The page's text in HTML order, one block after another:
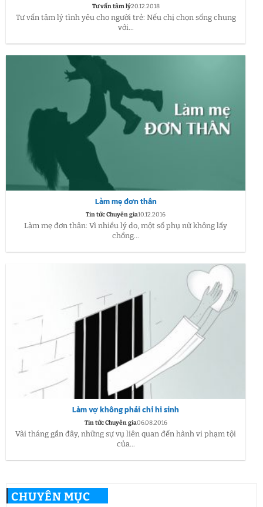
CHUYÊN MỤC
Tư vấn tâm lý20.12.2018
Tư vấn tâm lý tình yêu cho người trẻ: Nếu chị chọn sống chung
với...
Làm mẹ đơn thân
Tin tức Chuyên gia10.12.2016
Làm mẹ đơn thân: Vì nhiều lý do, một số phụ nữ không lấy
chồng...
Làm vợ không phải chỉ hi sinh
Tin tức Chuyên gia06.08.2016
Vài tháng gần đây, những sự vụ liên quan đến hành vi phạm tội
của...